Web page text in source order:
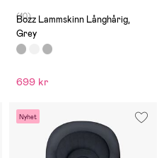
(10)
Bozz Lammskinn Långhårig,
Grey
699 kr
Nyhet